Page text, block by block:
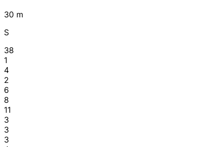
30 m
S
38
1
4
2
6
8
11
3
3
3